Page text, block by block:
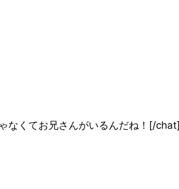
なくてお兄さんがいるんだね！[/chat]